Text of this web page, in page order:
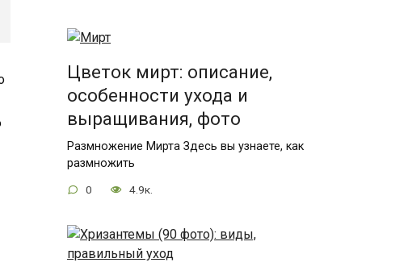
Цветок мирт: описание,
особенности ухода и
выращивания, фото
Размножение Мирта Здесь вы узнаете, как
размножить
0 4.9к.